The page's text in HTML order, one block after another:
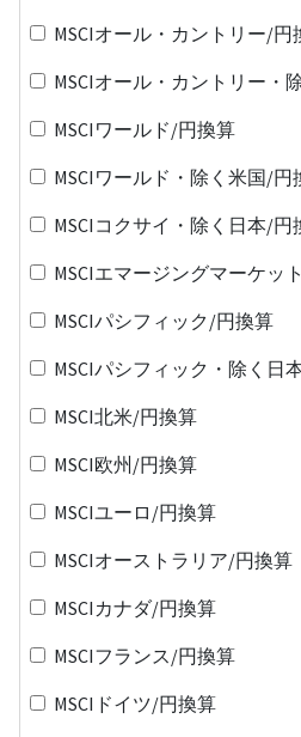
MSCIオール・カントリー/円
MSCIオール・カントリー・
MSCIワールド/円換算
MSCIワールド・除く米国/円
MSCIコクサイ・除く日本/円
MSCIエマージングマーケッ
MSCIパシフィック/円換算
MSCIパシフィック・除く日
MSCI北米/円換算
MSCI欧州/円換算
MSCIユーロ/円換算
MSCIオーストラリア/円換算
MSCIカナダ/円換算
MSCIフランス/円換算
MSCIドイツ/円換算